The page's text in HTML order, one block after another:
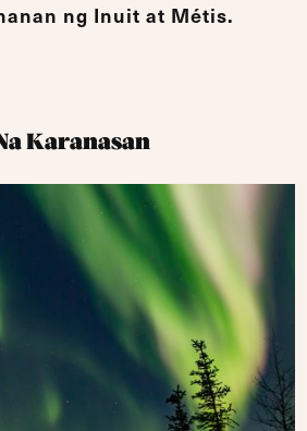
ng Inuit at Métis.
Karanasan